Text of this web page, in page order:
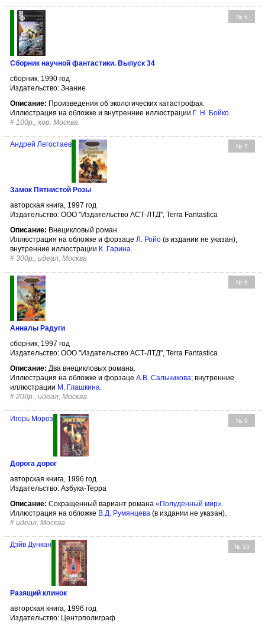
№ 6
Сборник научной фантастики. Выпуск 34
сборник, 1990 год
Издательство: Знание
Описание: Произведения об экологических катастрофах.
Иллюстрация на обложке и внутренние иллюстрации Г. Н. Бойко.
# 100р., хор. Москва
№ 7
Андрей Легостаев
Замок Пятнистой Розы
авторская книга, 1997 год
Издательство: ООО "Издательство АСТ-ЛТД", Terra Fantastica
Описание: Внецикловый роман.
Иллюстрация на обложке и форзаце Л. Ройо (в издании не указан);
внутренние иллюстрации К. Гарина
# 300р., идеал, Москва
№ 8
Анналы Радуги
сборник, 1997 год
Издательство: ООО "Издательство АСТ-ЛТД", Terra Fantastica
Описание: Два внецикловых романа.
Иллюстрация на обложке и форзаце А.В. Сальникова; внутренние
иллюстрации М. Глашкина.
# 200р., идеал, Москва
№ 9
Игорь Мороз
Дорога дорог
авторская книга, 1996 год
Издательство: Азбука-Терра
Описание: Сокращенный вариант романа «Полуденный мир».
Иллюстрация на обложке В.Д. Румянцева (в издании не указан).
# идеал, Москва
№ 10
Дэйв Дункан
Разящий клинок
авторская книга, 1996 год
Издательство: Центрполиграф